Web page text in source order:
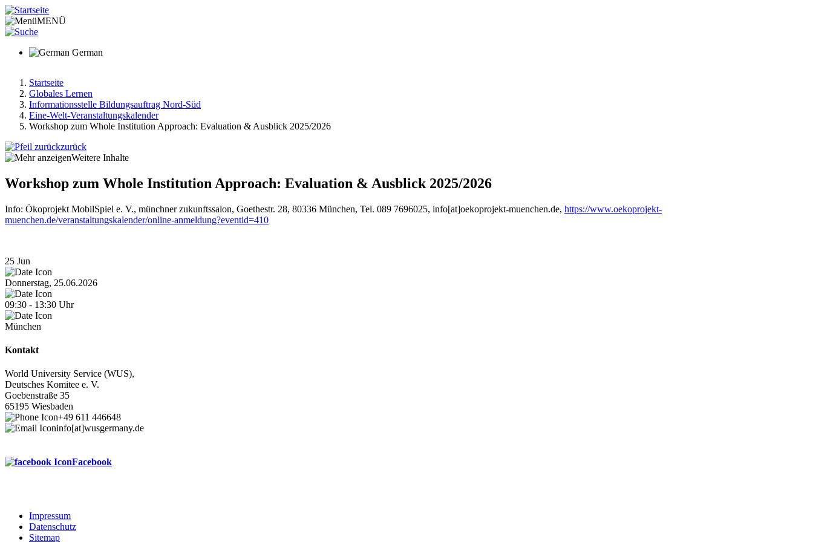
Direkt
zum
Inhalt
MENÜ
German
Pfadnavigation
Startseite
Globales Lernen
Informationsstelle Bildungsauftrag Nord-Süd
Eine-Welt-Veranstaltungskalender
Workshop zum Whole Institution Approach: Evaluation & Ausblick 2025/2026
zurück
Weitere Inhalte
Workshop zum Whole Institution Approach: Evaluation & Ausblick 2025/2026
Info: Ökoprojekt MobilSpiel e. V., münchner zukunftssalon, Goethestr. 28, 80336 München, Tel. 089 7696025, info[at]oekoprojekt-muenchen.de, https://www.oekoprojekt-
muenchen.de/veranstaltungskalender/online-anmeldung?eventid=410
25 Jun
Donnerstag, 25.06.2026
09:30 - 13:30 Uhr
München
Kontakt
World University Service (WUS),
Deutsches Komitee e. V.
Goebenstraße 35
65195 Wiesbaden
+49 611 446648
info[at]wusgermany.de
Facebook
Footer
Impressum
Datenschutz
Sitemap